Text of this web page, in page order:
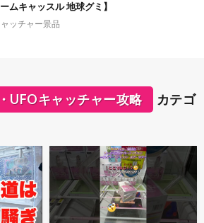
ムキャッスル 地球グミ】
ッチャー景品
UFOキャッチャー攻略
カテゴ